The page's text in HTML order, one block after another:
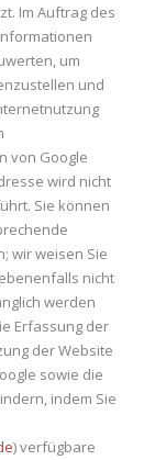
Im Auftrag des
um
und
von Google
wird nicht
Sie können
wir weisen Sie
nicht
werden
Erfassung der
der Website
sowie die
indem Sie
) verfügbare